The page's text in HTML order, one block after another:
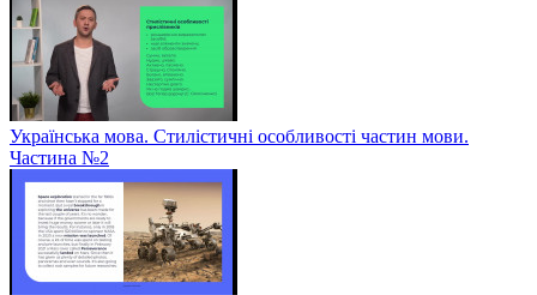
Українська мова. Стилістичні особливості частин мови.
Частина №2